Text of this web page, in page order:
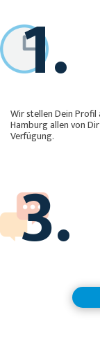
1.
Wir stellen Dein Profil als Musiklehrer/in in
Hamburg allen von Dir ausgewählten Firmen zur
Verfügung.
3.